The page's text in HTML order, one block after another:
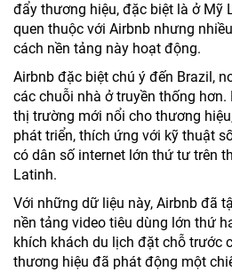
đẩy thương hiệu, đặc biệt là ở Mỹ
quen thuộc với Airbnb nhưng
cách nền tảng này hoạt động.
Airbnb đặc biệt chú ý đến Brazil,
các chuỗi nhà ở truyền thống
thị trường mới nổi cho thương
phát triển, thích ứng với kỹ thuật
có dân số internet lớn thứ tư trên
Latinh.
Với những dữ liệu này, Airbnb đã
nền tảng video tiêu dùng lớn thứ
khích khách du lịch đặt chỗ trước
thương hiệu đã phát động một